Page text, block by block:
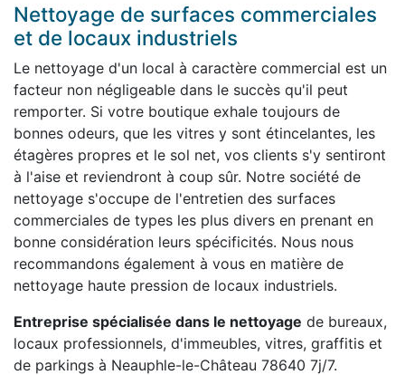
Nettoyage de surfaces commerciales
et de locaux industriels
Le nettoyage d'un local à caractère commercial est un
facteur non négligeable dans le succès qu'il peut
remporter. Si votre boutique exhale toujours de
bonnes odeurs, que les vitres y sont étincelantes, les
étagères propres et le sol net, vos clients s'y sentiront
à l'aise et reviendront à coup sûr. Notre société de
nettoyage s'occupe de l'entretien des surfaces
commerciales de types les plus divers en prenant en
bonne considération leurs spécificités. Nous nous
recommandons également à vous en matière de
nettoyage haute pression de locaux industriels.
Entreprise spécialisée dans le nettoyage de bureaux,
locaux professionnels, d'immeubles, vitres, graffitis et
de parkings à Neauphle-le-Château 78640 7j/7.